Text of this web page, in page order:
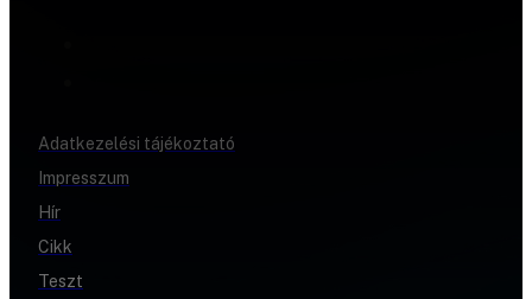
Adatkezelési tájékoztató
Impresszum
Hír
Cikk
Teszt